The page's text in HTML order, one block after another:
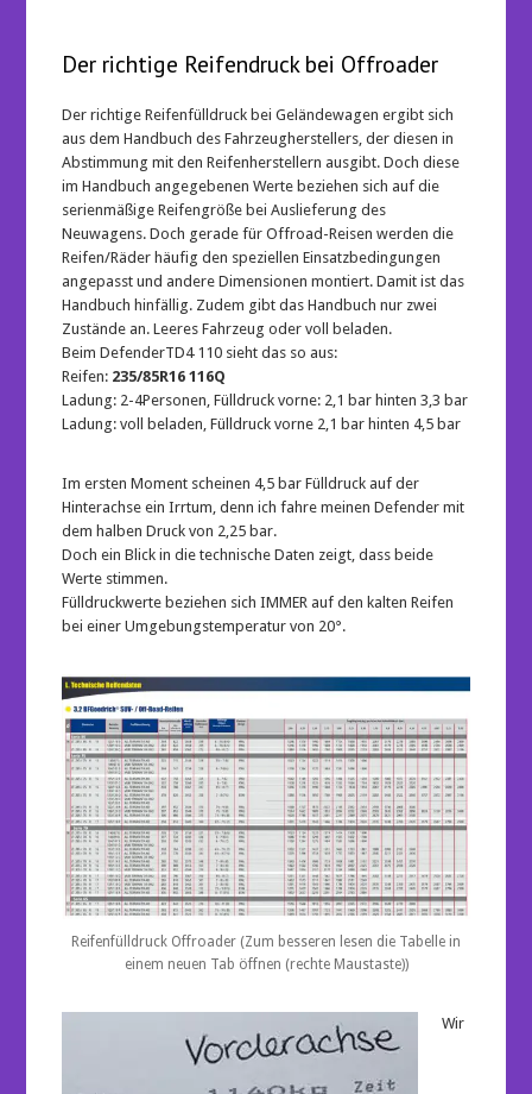
Der richtige Reifendruck bei Offroader
Der richtige Reifenfülldruck bei Geländewagen ergibt sich
aus dem Handbuch des Fahrzeugherstellers, der diesen in
Abstimmung mit den Reifenherstellern ausgibt. Doch diese
im Handbuch angegebenen Werte beziehen sich auf die
serienmäßige Reifengröße bei Auslieferung des
Neuwagens. Doch gerade für Offroad-Reisen werden die
Reifen/Räder häufig den speziellen Einsatzbedingungen
angepasst und andere Dimensionen montiert. Damit ist das
Handbuch hinfällig. Zudem gibt das Handbuch nur zwei
Zustände an. Leeres Fahrzeug oder voll beladen.
Beim DefenderTD4 110 sieht das so aus:
Reifen: 235/85R16 116Q
Ladung: 2-4Personen, Fülldruck vorne: 2,1 bar hinten 3,3 bar
Ladung: voll beladen, Fülldruck vorne 2,1 bar hinten 4,5 bar
Im ersten Moment scheinen 4,5 bar Fülldruck auf der
Hinterachse ein Irrtum, denn ich fahre meinen Defender mit
dem halben Druck von 2,25 bar.
Doch ein Blick in die technische Daten zeigt, dass beide
Werte stimmen.
Fülldruckwerte beziehen sich IMMER auf den kalten Reifen
bei einer Umgebungstemperatur von 20°.
Reifenfülldruck Offroader (Zum besseren lesen die Tabelle in
einem neuen Tab öffnen (rechte Maustaste))
Wir